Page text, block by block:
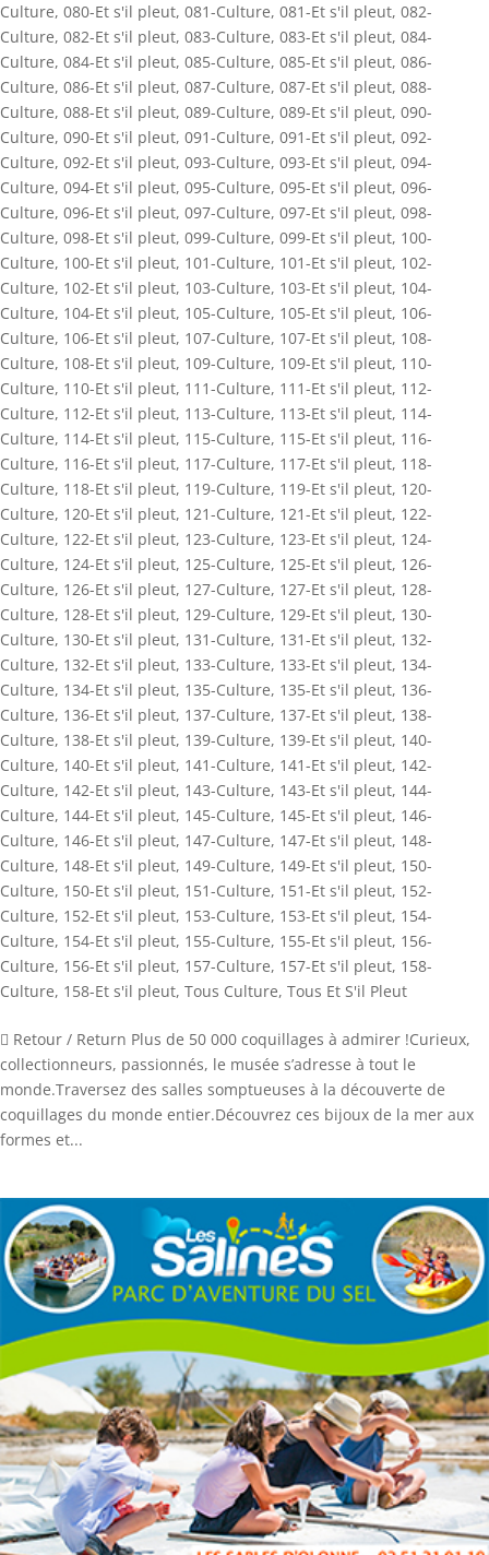
Culture, 080-Et s'il pleut, 081-Culture, 081-Et s'il pleut, 082-
Culture, 082-Et s'il pleut, 083-Culture, 083-Et s'il pleut, 084-
Culture, 084-Et s'il pleut, 085-Culture, 085-Et s'il pleut, 086-
Culture, 086-Et s'il pleut, 087-Culture, 087-Et s'il pleut, 088-
Culture, 088-Et s'il pleut, 089-Culture, 089-Et s'il pleut, 090-
Culture, 090-Et s'il pleut, 091-Culture, 091-Et s'il pleut, 092-
Culture, 092-Et s'il pleut, 093-Culture, 093-Et s'il pleut, 094-
Culture, 094-Et s'il pleut, 095-Culture, 095-Et s'il pleut, 096-
Culture, 096-Et s'il pleut, 097-Culture, 097-Et s'il pleut, 098-
Culture, 098-Et s'il pleut, 099-Culture, 099-Et s'il pleut, 100-
Culture, 100-Et s'il pleut, 101-Culture, 101-Et s'il pleut, 102-
Culture, 102-Et s'il pleut, 103-Culture, 103-Et s'il pleut, 104-
Culture, 104-Et s'il pleut, 105-Culture, 105-Et s'il pleut, 106-
Culture, 106-Et s'il pleut, 107-Culture, 107-Et s'il pleut, 108-
Culture, 108-Et s'il pleut, 109-Culture, 109-Et s'il pleut, 110-
Culture, 110-Et s'il pleut, 111-Culture, 111-Et s'il pleut, 112-
Culture, 112-Et s'il pleut, 113-Culture, 113-Et s'il pleut, 114-
Culture, 114-Et s'il pleut, 115-Culture, 115-Et s'il pleut, 116-
Culture, 116-Et s'il pleut, 117-Culture, 117-Et s'il pleut, 118-
Culture, 118-Et s'il pleut, 119-Culture, 119-Et s'il pleut, 120-
Culture, 120-Et s'il pleut, 121-Culture, 121-Et s'il pleut, 122-
Culture, 122-Et s'il pleut, 123-Culture, 123-Et s'il pleut, 124-
Culture, 124-Et s'il pleut, 125-Culture, 125-Et s'il pleut, 126-
Culture, 126-Et s'il pleut, 127-Culture, 127-Et s'il pleut, 128-
Culture, 128-Et s'il pleut, 129-Culture, 129-Et s'il pleut, 130-
Culture, 130-Et s'il pleut, 131-Culture, 131-Et s'il pleut, 132-
Culture, 132-Et s'il pleut, 133-Culture, 133-Et s'il pleut, 134-
Culture, 134-Et s'il pleut, 135-Culture, 135-Et s'il pleut, 136-
Culture, 136-Et s'il pleut, 137-Culture, 137-Et s'il pleut, 138-
Culture, 138-Et s'il pleut, 139-Culture, 139-Et s'il pleut, 140-
Culture, 140-Et s'il pleut, 141-Culture, 141-Et s'il pleut, 142-
Culture, 142-Et s'il pleut, 143-Culture, 143-Et s'il pleut, 144-
Culture, 144-Et s'il pleut, 145-Culture, 145-Et s'il pleut, 146-
Culture, 146-Et s'il pleut, 147-Culture, 147-Et s'il pleut, 148-
Culture, 148-Et s'il pleut, 149-Culture, 149-Et s'il pleut, 150-
Culture, 150-Et s'il pleut, 151-Culture, 151-Et s'il pleut, 152-
Culture, 152-Et s'il pleut, 153-Culture, 153-Et s'il pleut, 154-
Culture, 154-Et s'il pleut, 155-Culture, 155-Et s'il pleut, 156-
Culture, 156-Et s'il pleut, 157-Culture, 157-Et s'il pleut, 158-
Culture, 158-Et s'il pleut, Tous Culture, Tous Et S'il Pleut
 Retour / Return Plus de 50 000 coquillages à admirer !Curieux,
collectionneurs, passionnés, le musée s’adresse à tout le
monde.Traversez des salles somptueuses à la découverte de
coquillages du monde entier.Découvrez ces bijoux de la mer aux
formes et...